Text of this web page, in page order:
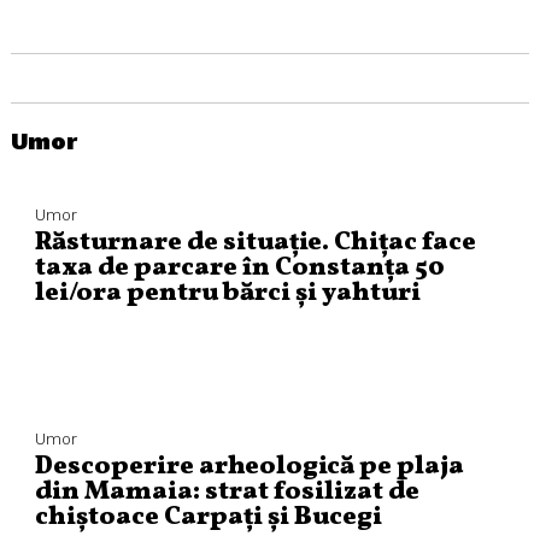
Umor
Umor
Răsturnare de situație. Chițac face
taxa de parcare în Constanța 50
lei/ora pentru bărci și yahturi
Umor
Descoperire arheologică pe plaja
din Mamaia: strat fosilizat de
chiștoace Carpați și Bucegi